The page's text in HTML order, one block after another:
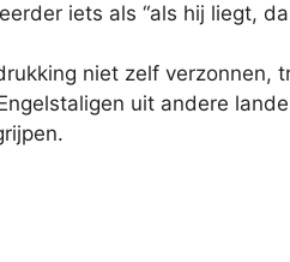
iets als “als hij liegt,
niet zelf verzonnen,
uit andere